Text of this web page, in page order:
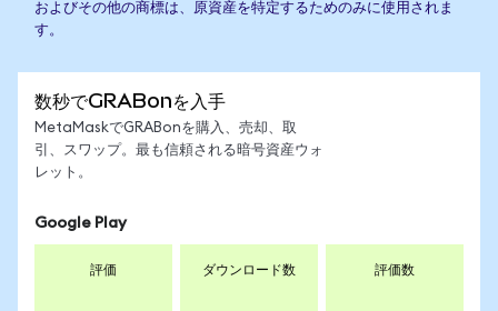
およびその他の商標は、原資産を特定するためのみに使用されま
す。
数秒でGRABonを入手
MetaMaskでGRABonを購入、売却、取
引、スワップ。最も信頼される暗号資産ウォ
レット。
Google Play
評価 ダウンロード数 評価数